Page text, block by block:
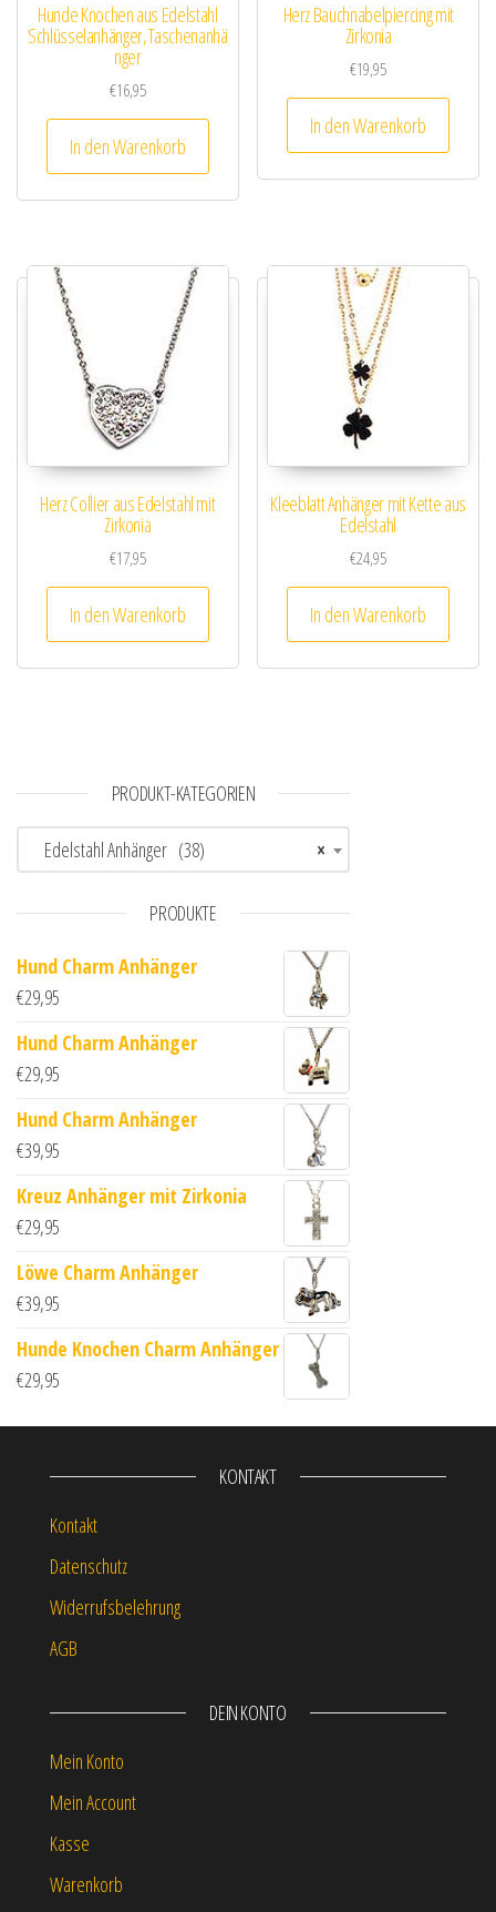
Hunde Knochen aus Edelstahl
Schlüsselanhänger,Taschenanhä
nger
€16,95
In den Warenkorb
Herz Bauchnabelpiercing mit
Zirkonia
€19,95
In den Warenkorb
Herz Collier aus Edelstahl mit
Zirkonia
€17,95
In den Warenkorb
Kleeblatt Anhänger mit Kette aus
Edelstahl
€24,95
In den Warenkorb
PRODUKT-KATEGORIEN
×
Edelstahl Anhänger (38)
PRODUKTE
Hund Charm Anhänger
€29,95
Hund Charm Anhänger
€29,95
Hund Charm Anhänger
€39,95
Kreuz Anhänger mit Zirkonia
€29,95
Löwe Charm Anhänger
€39,95
Hunde Knochen Charm Anhänger
€29,95
KONTAKT
Kontakt
Datenschutz
Widerrufsbelehrung
AGB
DEIN KONTO
Mein Konto
Mein Account
Kasse
Warenkorb